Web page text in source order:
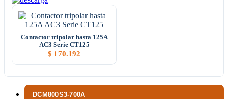
DCM800S3-700A
Contactor tripolar hasta 125A
AC3 Serie CT125
$ 170.192